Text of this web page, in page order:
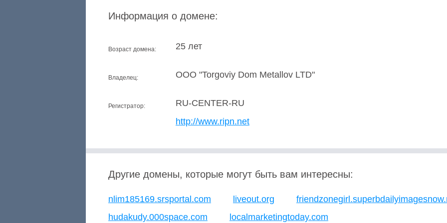
Информация о домене:
Возраст домена: 25 лет
Владелец: OOO "Torgoviy Dom Metallov LTD"
Регистратор:
RU-CENTER-RU
http://www.ripn.net
Другие домены, которые могут быть вам интересны:
nlim185169.srsportal.com liveout.org
hudakudy.000space.com
localmarketingtoday.com